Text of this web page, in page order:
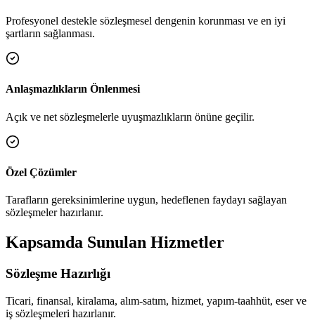
Profesyonel destekle sözleşmesel dengenin korunması ve en iyi
şartların sağlanması.
Anlaşmazlıkların Önlenmesi
Açık ve net sözleşmelerle uyuşmazlıkların önüne geçilir.
Özel Çözümler
Tarafların gereksinimlerine uygun, hedeflenen faydayı sağlayan
sözleşmeler hazırlanır.
Kapsamda Sunulan Hizmetler
Sözleşme Hazırlığı
Ticari, finansal, kiralama, alım-satım, hizmet, yapım-taahhüt, eser ve
iş sözleşmeleri hazırlanır.